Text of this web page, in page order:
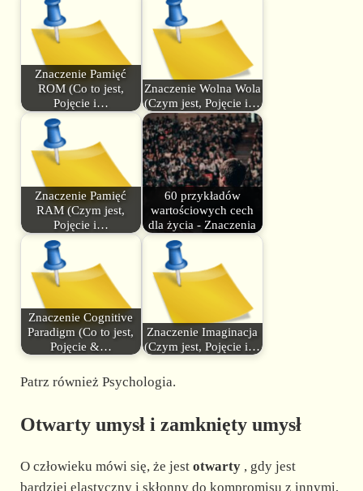
Znaczenie Pamięć
ROM (Co to jest,
Pojęcie i…
Znaczenie Wolna Wola
(Czym jest, Pojęcie i…
Znaczenie Pamięć
RAM (Czym jest,
Pojęcie i…
60 przykładów
wartościowych cech
dla życia - Znaczenia
Znaczenie Cognitive
Paradigm (Co to jest,
Pojęcie &…
Znaczenie Imaginacja
(Czym jest, Pojęcie i…
Patrz również Psychologia.
Otwarty umysł i zamknięty umysł
O człowieku mówi się, że jest otwarty, gdy jest
bardziej elastyczny i skłonny do kompromisu z innymi,